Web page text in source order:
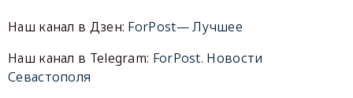
Наш канал в Дзен: ForPost— Лучшее
Наш канал в Telegram: ForPost. Новости
Севастополя